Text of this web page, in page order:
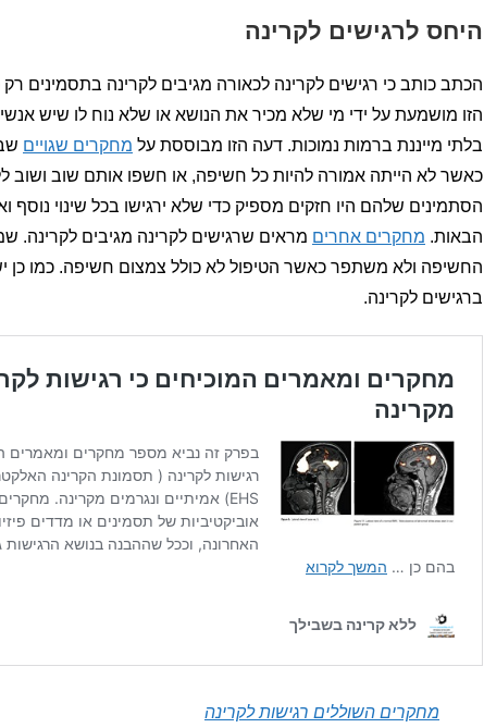
היחס לרגישים לקרינה
הכתב כותב כי רגישים לקרינה לכאורה מגיבים לקרינה בתסמינים
הזו מושמעת על ידי מי שלא מכיר את הנושא או שלא נוח לו שיש
בלתי מייננת ברמות נמוכות. דעה הזו מבוססת על מחקרים שגויים
כאשר לא הייתה אמורה להיות כל חשיפה, או חשפו אותם שוב ושוב
הסתמינים שלהם היו חזקים מספיק כדי שלא ירגישו בכל שינוי נוסף
הבאות. מחקרים אחרים מראים שרגישים לקרינה מגיבים
החשיפה ולא משתפר כאשר הטיפול לא כולל צמצום חשיפה. כמו כן
ברגישים לקרינה.
מחקרים השוללים רגישות לקרינה